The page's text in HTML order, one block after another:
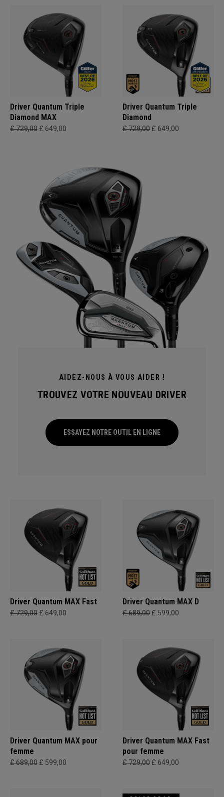
Driver Quantum Triple
Diamond MAX
£ 729,00 £ 649,00
AIDEZ-NOUS À VOUS AIDER !
TROUVEZ VOTRE NOUVEAU DRIVER
ESSAYEZ NOTRE OUTIL EN LIGNE
Driver Quantum Triple
Diamond
£ 729,00 £ 649,00
Driver Quantum MAX Fast
£ 729,00 £ 649,00
Driver Quantum MAX D
£ 689,00 £ 599,00
Driver Quantum MAX pour
femme
£ 689,00 £ 599,00
Driver Quantum MAX Fast
pour femme
£ 729,00 £ 649,00